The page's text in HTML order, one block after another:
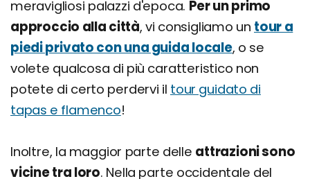
meravigliosi palazzi d'epoca. Per un primo
approccio alla città, vi consigliamo un tour a
piedi privato con una guida locale, o se
volete qualcosa di più caratteristico non
potete di certo perdervi il tour guidato di
tapas e flamenco!
Inoltre, la maggior parte delle attrazioni sono
vicine tra loro. Nella parte occidentale del